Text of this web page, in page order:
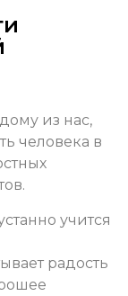
из нас,
человека в
учится
радость